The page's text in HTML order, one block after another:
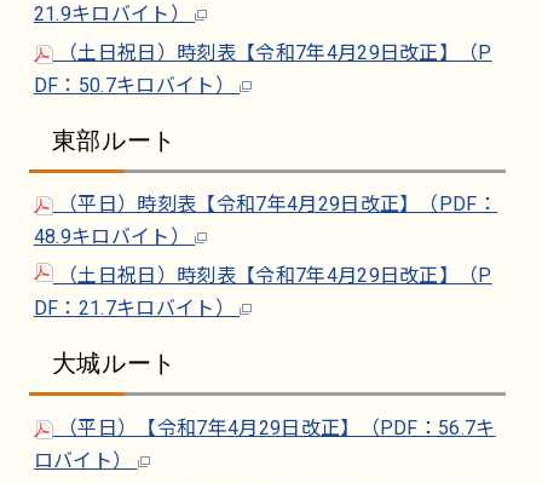
21.9キロバイト）
（土日祝日）時刻表【令和7年4月29日改正】（P
DF：50.7キロバイト）
東部ルート
（平日）時刻表【令和7年4月29日改正】（PDF：
48.9キロバイト）
（土日祝日）時刻表【令和7年4月29日改正】（P
DF：21.7キロバイト）
大城ルート
（平日）【令和7年4月29日改正】（PDF：56.7キ
ロバイト）